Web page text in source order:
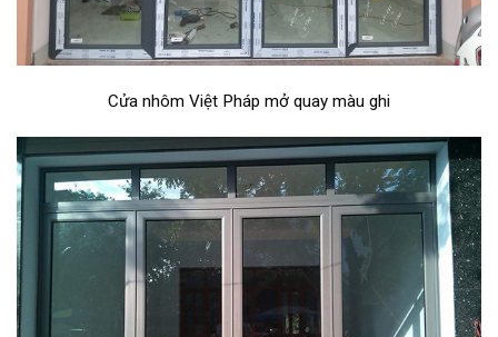
Cửa nhôm Việt Pháp mở quay màu ghi